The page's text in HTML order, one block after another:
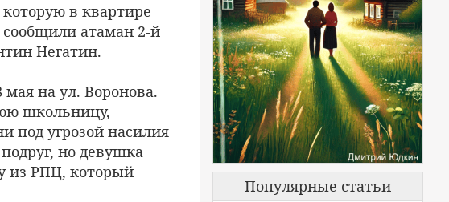
в квартире
атаман 2-й
Негатин.
на ул. Воронова.
школьницу,
под угрозой насилия
но девушка
из РПЦ, который
Популярные статьи